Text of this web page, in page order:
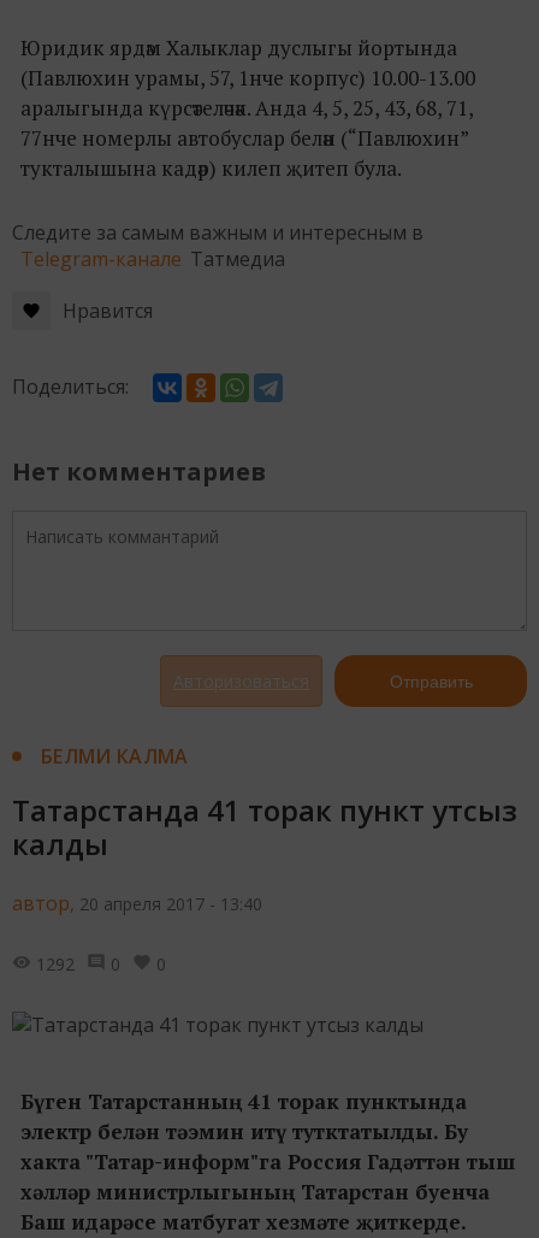
Юридик ярдәм Халыклар дуслыгы йортында
(Павлюхин урамы, 57, 1нче корпус) 10.00-13.00
аралыгында күрсәтеләчәк. Анда 4, 5, 25, 43, 68, 71,
77нче номерлы автобуслар белән (“Павлюхин”
тукталышына кадәр) килеп җитеп була.
Следите за самым важным и интересным в
Telegram-канале Татмедиа
Нравится
Поделиться:
Нет комментариев
Авторизоваться Отправить
БЕЛМИ КАЛМА
Татарстанда 41 торак пункт утсыз
калды
автор, 20 апреля 2017 - 13:40
1292 0 0
Бүген Татарстанның 41 торак пунктында
электр белән тәэмин итү тутктатылды. Бу
хакта "Татар-информ"га Россия Гадәттән тыш
хәлләр министрлыгының Татарстан буенча
Баш идарәсе матбугат хезмәте җиткерде.